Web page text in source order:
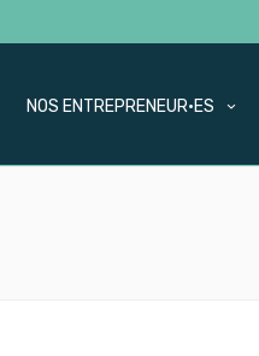
NOS ENTREPRENEUR·ES